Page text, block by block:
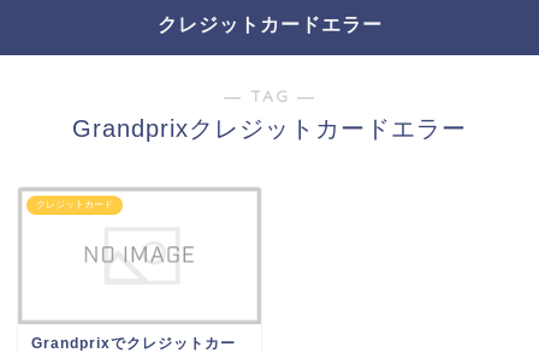
クレジットカードエラー
― TAG ―
Grandprixクレジットカードエラー
クレジットカード
Grandprixでクレジットカー